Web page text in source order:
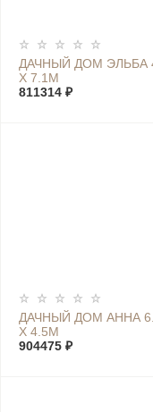
ДАЧНЫЙ ДОМ ЭЛЬБА
Х 7.1М
811314 ₽
ДАЧНЫЙ ДОМ АННА
Х 4.5М
904475 ₽